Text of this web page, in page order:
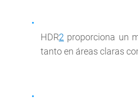
HDR2 proporciona un
tanto en áreas claras